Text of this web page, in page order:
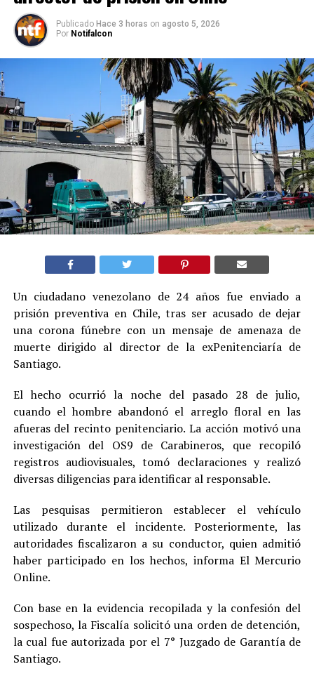
Publicado Hace 3 horas on agosto 5, 2026
Por Notifalcon
Un ciudadano venezolano de 24 años fue enviado a
prisión preventiva en Chile, tras ser acusado de dejar
una corona fúnebre con un mensaje de amenaza de
muerte dirigido al director de la exPenitenciaría de
Santiago.
El hecho ocurrió la noche del pasado 28 de julio,
cuando el hombre abandonó el arreglo floral en las
afueras del recinto penitenciario. La acción motivó una
investigación del OS9 de Carabineros, que recopiló
registros audiovisuales, tomó declaraciones y realizó
diversas diligencias para identificar al responsable.
Las pesquisas permitieron establecer el vehículo
utilizado durante el incidente. Posteriormente, las
autoridades fiscalizaron a su conductor, quien admitió
haber participado en los hechos, informa El Mercurio
Online.
Con base en la evidencia recopilada y la confesión del
sospechoso, la Fiscalía solicitó una orden de detención,
la cual fue autorizada por el 7° Juzgado de Garantía de
Santiago.